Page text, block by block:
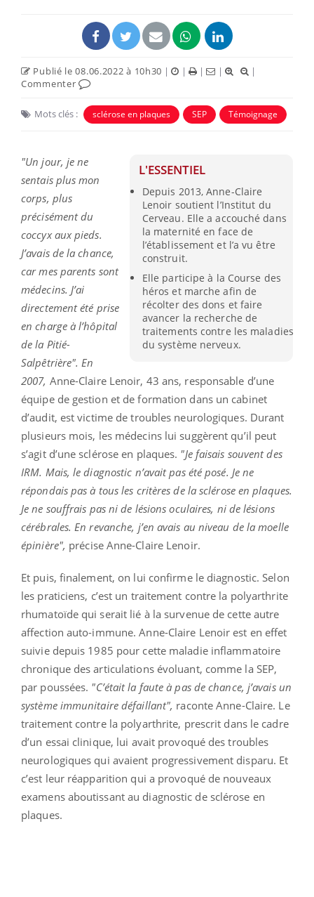
Publié le 08.06.2022 à 10h30 | | | |
|
Commenter
Mots clés : sclérose en plaques SEP Témoignage
L'ESSENTIEL
Depuis 2013, Anne-Claire
Lenoir soutient l’Institut du
Cerveau. Elle a accouché dans
la maternité en face de
l’établissement et l’a vu être
construit.
Elle participe à la Course des
héros et marche afin de
récolter des dons et faire
avancer la recherche de
traitements contre les maladies
du système nerveux.
"Un jour, je ne
sentais plus mon
corps, plus
précisément du
coccyx aux pieds.
J’avais de la chance,
car mes parents sont
médecins. J’ai
directement été prise
en charge à l’hôpital
de la Pitié-
Salpêtrière". En
2007, Anne-Claire Lenoir, 43 ans, responsable d’une
équipe de gestion et de formation dans un cabinet
d’audit, est victime de troubles neurologiques. Durant
plusieurs mois, les médecins lui suggèrent qu’il peut
s’agit d’une sclérose en plaques. "Je faisais souvent des
IRM. Mais, le diagnostic n’avait pas été posé. Je ne
répondais pas à tous les critères de la sclérose en plaques.
Je ne souffrais pas ni de lésions oculaires, ni de lésions
cérébrales. En revanche, j’en avais au niveau de la moelle
épinière", précise Anne-Claire Lenoir.
Et puis, finalement, on lui confirme le diagnostic. Selon
les praticiens, c’est un traitement contre la polyarthrite
rhumatoïde qui serait lié à la survenue de cette autre
affection auto-immune. Anne-Claire Lenoir est en effet
suivie depuis 1985 pour cette maladie inflammatoire
chronique des articulations évoluant, comme la SEP,
par poussées. "C’était la faute à pas de chance, j’avais un
système immunitaire défaillant", raconte Anne-Claire. Le
traitement contre la polyarthrite, prescrit dans le cadre
d’un essai clinique, lui avait provoqué des troubles
neurologiques qui avaient progressivement disparu. Et
c’est leur réapparition qui a provoqué de nouveaux
examens aboutissant au diagnostic de sclérose en
plaques.